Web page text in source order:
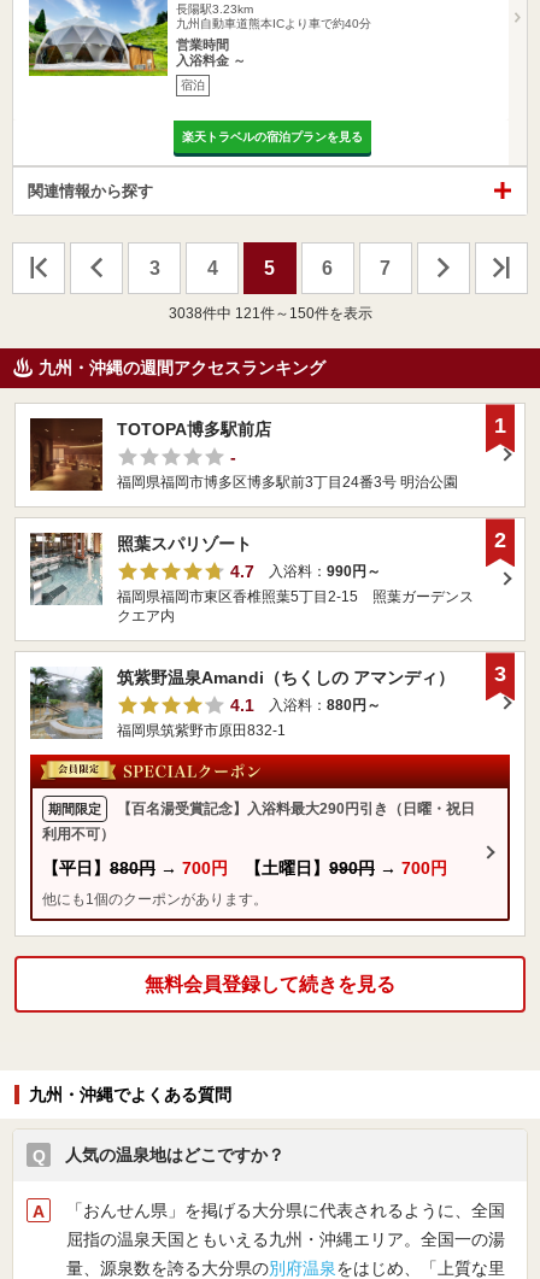
長陽駅3.23km
九州自動車道熊本ICより車で約40分
営業時間
入浴料金 ～
宿泊
楽天トラベルの宿泊プランを見る
関連情報から探す
3 4 5 6 7
3038件中 121件～150件を表示
九州・沖縄の週間アクセスランキング
TOTOPA博多駅前店
-
福岡県福岡市博多区博多駅前3丁目24番3号 明治公園
1
照葉スパリゾート
4.7
入浴料： 990円～
福岡県福岡市東区香椎照葉5丁目2-15 照葉ガーデンス
クエア内
2
筑紫野温泉Amandi（ちくしの アマンディ）
4.1
入浴料： 880円～
福岡県筑紫野市原田832-1
期間限定
【百名湯受賞記念】入浴料最大290円引き（日曜・祝日
利用不可）
【平日】 880円 → 700円 【土曜日】 990円 → 700円
他にも1個のクーポンがあります。
3
無料会員登録して続きを見る
九州・沖縄でよくある質問
人気の温泉地はどこですか？
「おんせん県」を掲げる大分県に代表されるように、全国
屈指の温泉天国ともいえる九州・沖縄エリア。全国一の湯
量、源泉数を誇る大分県の別府温泉をはじめ、「上質な里